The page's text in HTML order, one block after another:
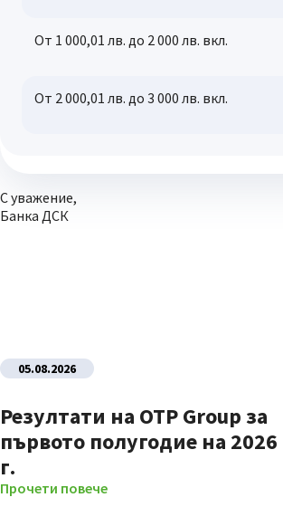
От 1 000,01 лв. до 2 000 лв. вкл.
От 2 000,01 лв. до 3 000 лв. вкл.
С уважение,
Банка ДСК
05.08.2026
Резултати на OTP Group за
първото полугодие на 2026
г.
Прочети повече